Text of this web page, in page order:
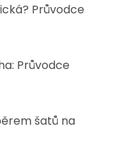
Průvodce
Průvodce
šatů na